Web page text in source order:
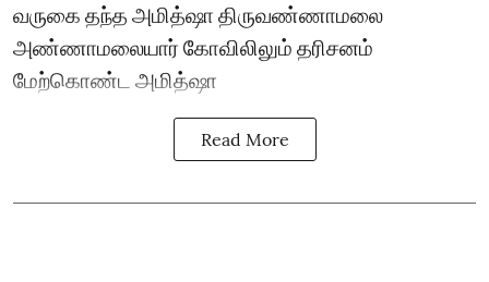
வருகை தந்த அமித்ஷா திருவண்ணாமலை
அண்ணாமலையார் கோவிலிலும் தரிசனம்
மேற்கொண்ட அமித்ஷா
Read More